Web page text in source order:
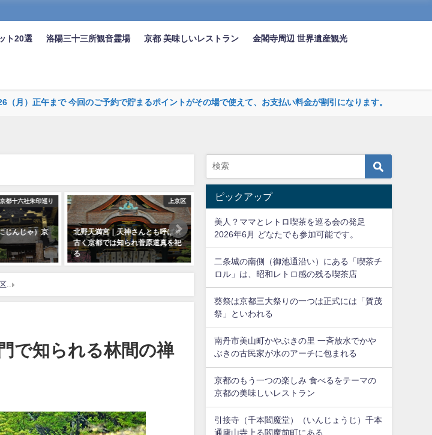
ト20選 洛陽三十三所観音霊場 京都 美味しいレストラン 金閣寺周辺 世界遺産観光
月）正午まで 今回のご予約で貯まるポイントがその場で使えて、お支払い料金が割引になります。
京都十六社朱印巡り
じんじゃ）京
上京区
北野天満宮｜天神さんとも呼ばれ
古く京都では知られ菅原道真を祀
る
京都のもう一つの楽しみ 食べるを
京都市動物園（きょうとし
で知られる林間の禅
ピックアップ
美人？ママとレトロ喫茶を巡る会の発足
2026年6月 どなたでも参加可能です。
二条城の南側（御池通沿い）にある「喫茶チ
ロル」は、昭和レトロ感の残る喫茶店
葵祭は京都三大祭りの一つは正式には「賀茂
祭」といわれる
南丹市美山町かやぶきの里 一斉放水でかや
ぶきの古民家が水のアーチに包まれる
京都のもう一つの楽しみ 食べるをテーマの
京都の美味しいレストラン
引接寺（千本閻魔堂）（いんじょうじ）千本
通廬山寺上る閻魔前町にある